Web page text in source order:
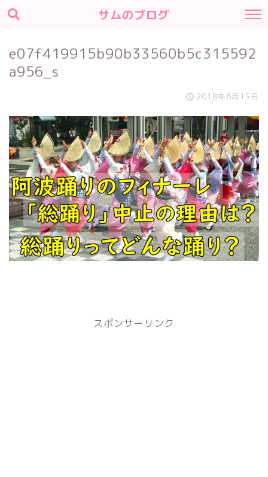
サムのブログ
e07f419915b90b33560b5c315592
a956_s
2018年6月15日
スポンサーリンク